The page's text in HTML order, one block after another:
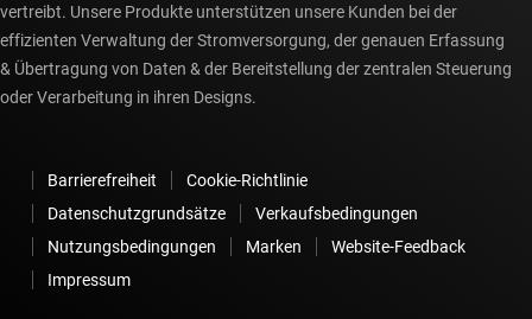
vertreibt. Unsere Produkte unterstützen unsere Kunden bei der
effizienten Verwaltung der Stromversorgung, der genauen Erfassung
& Übertragung von Daten & der Bereitstellung der zentralen Steuerung
oder Verarbeitung in ihren Designs.
Barrierefreiheit
Cookie-Richtlinie
Datenschutzgrundsätze
Verkaufsbedingungen
Nutzungsbedingungen
Marken
Website-Feedback
Impressum